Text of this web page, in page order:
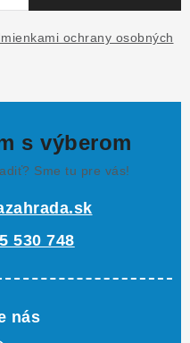
ochrany osobných
s výberom
Sme tu pre vás!
530 748